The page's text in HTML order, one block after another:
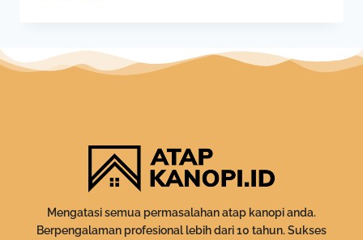
Mengatasi semua permasalahan atap kanopi anda.
Berpengalaman profesional lebih dari 10 tahun. Sukses